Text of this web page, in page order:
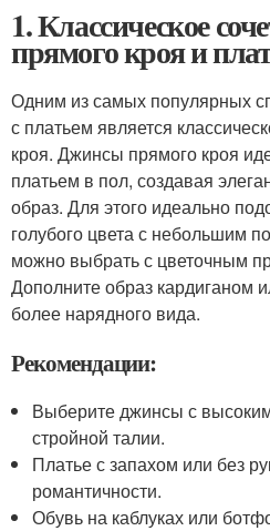
1. Классическое
прямого кроя и
Одним из самых популярных
с платьем является
кроя. Джинсы прямого кроя
платьем в пол, создавая
образ. Для этого идеально
голубого цвета с небольшим
можно выбрать с цветочным
Дополните образ кардиганом
более нарядного вида.
Рекомендации:
Выберите джинсы с
стройной талии.
Платье с запахом или без
романтичности.
Обувь на каблуках или